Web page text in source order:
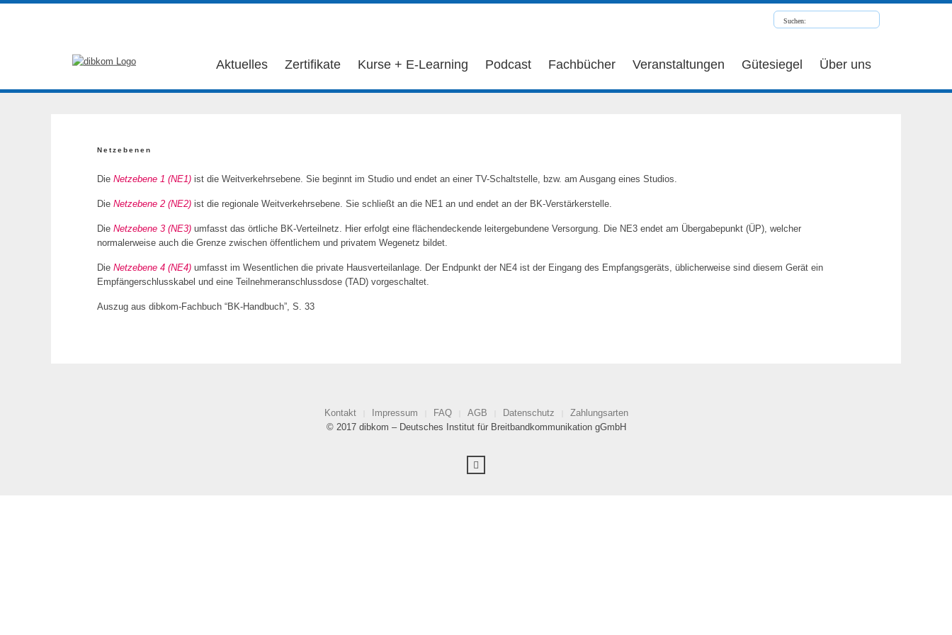
Aktuelles Zertifikate Kurse + E-Learning Podcast Fachbücher Veranstaltungen Gütesiegel Über uns
Netzebenen
Die Netzebene 1 (NE1) ist die Weitverkehrsebene. Sie beginnt im Studio und endet an einer TV-Schaltstelle, bzw. am Ausgang eines Studios.
Die Netzebene 2 (NE2) ist die regionale Weitverkehrsebene. Sie schließt an die NE1 an und endet an der BK-Verstärkerstelle.
Die Netzebene 3 (NE3) umfasst das örtliche BK-Verteilnetz. Hier erfolgt eine flächendeckende leitergebundene Versorgung. Die NE3 endet am Übergabepunkt (ÜP), welcher
normalerweise auch die Grenze zwischen öffentlichem und privatem Wegenetz bildet.
Die Netzebene 4 (NE4) umfasst im Wesentlichen die private Hausverteilanlage. Der Endpunkt der NE4 ist der Eingang des Empfangsgeräts, üblicherweise sind diesem Gerät ein
Empfängerschlusskabel und eine Teilnehmeranschlussdose (TAD) vorgeschaltet.
Auszug aus dibkom-Fachbuch “BK-Handbuch”, S. 33
Kontakt Impressum FAQ AGB Datenschutz
Zahlungsarten
© 2017 dibkom – Deutsches Institut für Breitbandkommunikation gGmbH